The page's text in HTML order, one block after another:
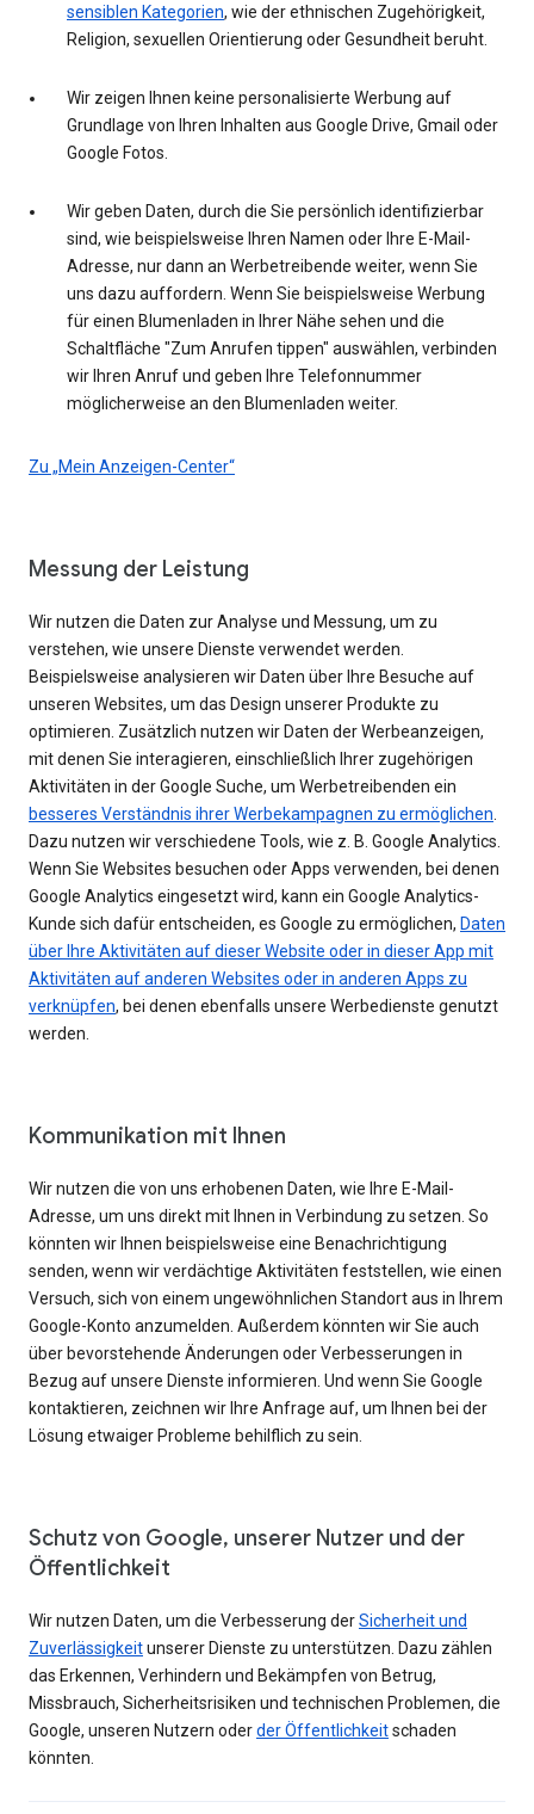
sensiblen Kategorien, wie der ethnischen Zugehörigkeit,
Religion, sexuellen Orientierung oder Gesundheit beruht.
Wir zeigen Ihnen keine personalisierte Werbung auf
Grundlage von Ihren Inhalten aus Google Drive, Gmail oder
Google Fotos.
Wir geben Daten, durch die Sie persönlich identifizierbar
sind, wie beispielsweise Ihren Namen oder Ihre E-Mail-
Adresse, nur dann an Werbetreibende weiter, wenn Sie
uns dazu auffordern. Wenn Sie beispielsweise Werbung
für einen Blumenladen in Ihrer Nähe sehen und die
Schaltfläche "Zum Anrufen tippen" auswählen, verbinden
wir Ihren Anruf und geben Ihre Telefonnummer
möglicherweise an den Blumenladen weiter.
Zu „Mein Anzeigen-Center“
Messung der Leistung
Wir nutzen die Daten zur Analyse und Messung, um zu
verstehen, wie unsere Dienste verwendet werden.
Beispielsweise analysieren wir Daten über Ihre Besuche auf
unseren Websites, um das Design unserer Produkte zu
optimieren. Zusätzlich nutzen wir Daten der Werbeanzeigen,
mit denen Sie interagieren, einschließlich Ihrer zugehörigen
Aktivitäten in der Google Suche, um Werbetreibenden ein
besseres Verständnis ihrer Werbekampagnen zu ermöglichen
Dazu nutzen wir verschiedene Tools, wie z. B. Google Analytics.
Wenn Sie Websites besuchen oder Apps verwenden, bei denen
Google Analytics eingesetzt wird, kann ein Google Analytics-
Kunde sich dafür entscheiden, es Google zu ermöglichen, Daten
über Ihre Aktivitäten auf dieser Website oder in dieser App mit
Aktivitäten auf anderen Websites oder in anderen Apps zu
verknüpfen, bei denen ebenfalls unsere Werbedienste genutzt
werden.
Kommunikation mit Ihnen
Wir nutzen die von uns erhobenen Daten, wie Ihre E-Mail-
Adresse, um uns direkt mit Ihnen in Verbindung zu setzen. So
könnten wir Ihnen beispielsweise eine Benachrichtigung
senden, wenn wir verdächtige Aktivitäten feststellen, wie einen
Versuch, sich von einem ungewöhnlichen Standort aus in Ihrem
Google-Konto anzumelden. Außerdem könnten wir Sie auch
über bevorstehende Änderungen oder Verbesserungen in
Bezug auf unsere Dienste informieren. Und wenn Sie Google
kontaktieren, zeichnen wir Ihre Anfrage auf, um Ihnen bei der
Lösung etwaiger Probleme behilflich zu sein.
Schutz von Google, unserer Nutzer und der
Öffentlichkeit
Wir nutzen Daten, um die Verbesserung derSicherheit und
Zuverlässigkeitunserer Dienste zu unterstützen. Dazu zählen
das Erkennen, Verhindern und Bekämpfen von Betrug,
Missbrauch, Sicherheitsrisiken und technischen Problemen, die
Google, unseren Nutzern oderder Öffentlichkeitschaden
könnten.